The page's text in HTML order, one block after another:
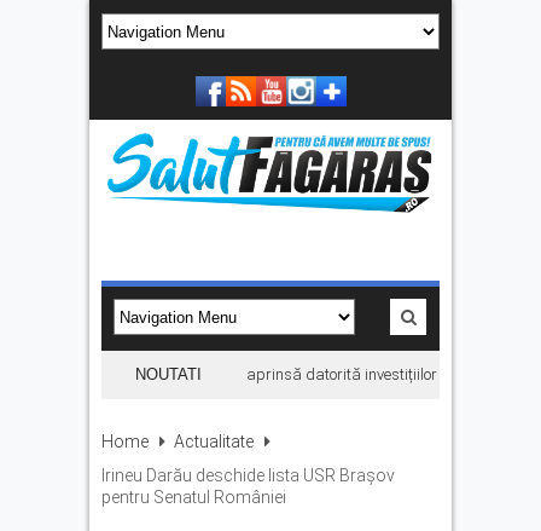
NOUTATI
La Făgăraș, lumina rămâne aprinsă datorită investițiilor în energie.
Home
Actualitate
Irineu Darău deschide lista USR Braşov
pentru Senatul României